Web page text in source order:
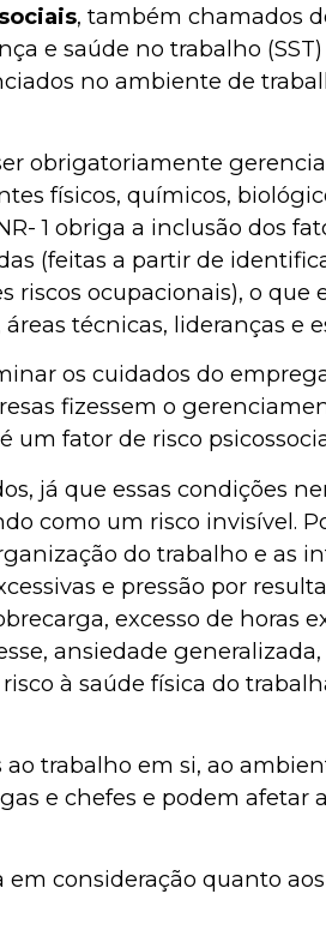
, também chamados
e saúde no trabalho
no ambiente de
obrigatoriamente
físicos, químicos,
1 obriga a inclusão dos
(feitas a partir de
ocupacionais), o que
técnicas, lideranças e
os cuidados do
fizessem o
um fator de risco
já que essas condições
como um risco invisível.
do trabalho e as
e pressão por
excesso de horas
ansiedade
à saúde física do
trabalho em si, ao
e chefes e podem afetar
consideração quanto